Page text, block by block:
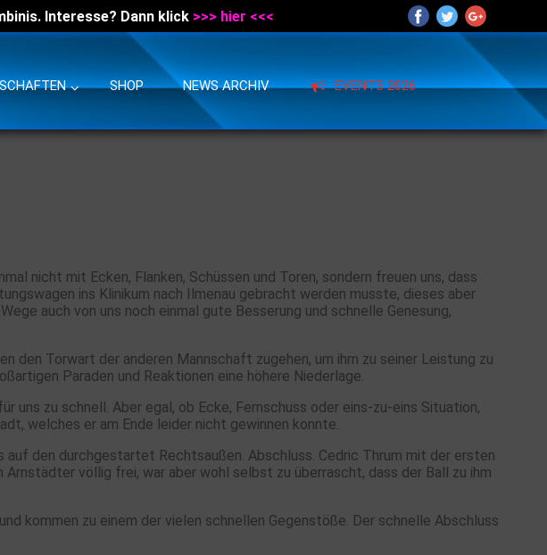
Interesse? Dann klick >>> hier <<<
SHOP NEWS ARCHIV EVENTS 2026
nicht mit Ecken, Flanken, Schüssen und Toren, sondern freuen uns, dass
ins Klinikum nach Ilmenau gebracht werden musste, dieses aber
auch von uns noch einmal gute Besserung und schnelle Genesung,
den Torwart der anderen Mannschaft zugehen, um ihm zu seiner Leistung zu
Paraden und Reaktionen eine höhere Niederlage.
uns zu schnell. Aber egal, ob Ecke, Fernschuss oder eins-zu-eins Situation,
welches er am Ende leider nicht gewinnen konnte.
den durchgestartet Rechtsaußen. Abschluss. Cedric Thrum mit der ersten
völlig frei, war aber wohl selbst zu überrascht, dass der Ball zu ihm
kommen zu einem der vielen schnellen Gegenstöße. Der schnelle Abschluss